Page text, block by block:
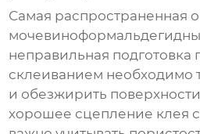
Самая распространенная
неправильная подготовка
склеиванием необходимо
и обезжирить
хорошее сцепление клея